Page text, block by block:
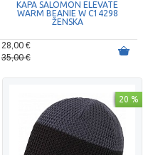
KAPA SALOMON ELEVATE
WARM BEANIE W C14298
ŽENSKA
28,00 €
35,00 €
20 %